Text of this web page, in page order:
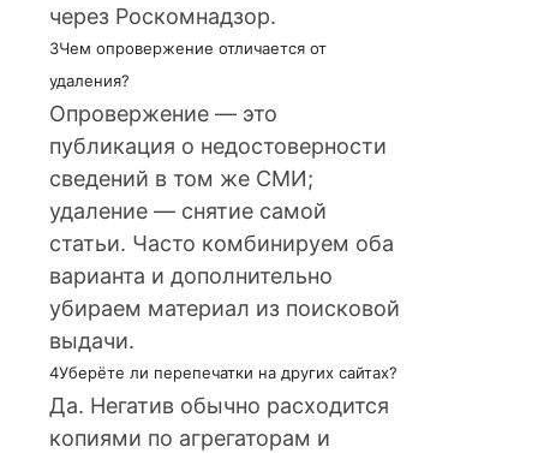
через Роскомнадзор.
3Чем опровержение отличается от
удаления?
Опровержение — это
публикация о недостоверности
сведений в том же СМИ;
удаление — снятие самой
статьи. Часто комбинируем оба
варианта и дополнительно
убираем материал из поисковой
выдачи.
4Уберёте ли перепечатки на других сайтах?
Да. Негатив обычно расходится
копиями по агрегаторам и